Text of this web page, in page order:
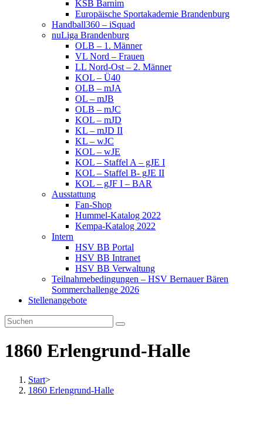
KSB Barnim
Europäische Sportakademie Brandenburg
Handball360 – iSquad
nuLiga Brandenburg
OLB – 1. Männer
VL Nord – Frauen
LL Nord-Ost – 2. Männer
KOL – Ü40
OLB – mJA
OL – mJB
OLB – mJC
KOL – mJD
KL – mJD II
KL – wJC
KOL – wJE
KOL – Staffel A – gJE I
KOL – Staffel B- gJE II
KOL – gJF I – BAR
Ausstattung
Fan-Shop
Hummel-Katalog 2022
Kempa-Katalog 2022
Intern
HSV BB Portal
HSV BB Intranet
HSV BB Verwaltung
Teilnahmebedingungen – HSV Bernauer Bären
Sommerchallenge 2026
Stellenangebote
1860 Erlengrund-Halle
Start>
1860 Erlengrund-Halle